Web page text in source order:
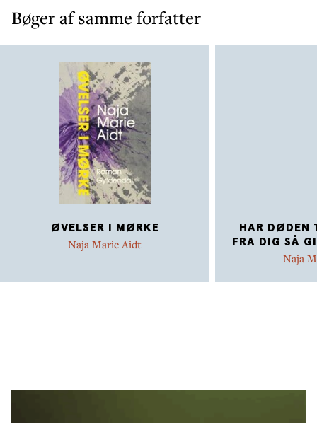
Bøger af samme forfatter
ØVELSER I MØRKE
Naja Marie Aidt
HAR DØDEN
FRA DIG SÅ
Naja